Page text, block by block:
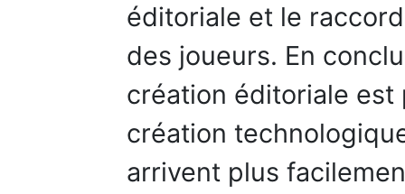
éditoriale et le
des joueurs. En
création éditoriale est
création
arrivent plus